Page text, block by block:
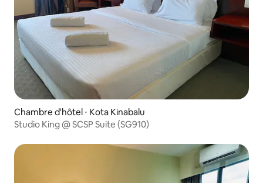
Chambre d'hôtel ⋅ Kota Kinabalu
Studio King @ SCSP Suite (SG910)